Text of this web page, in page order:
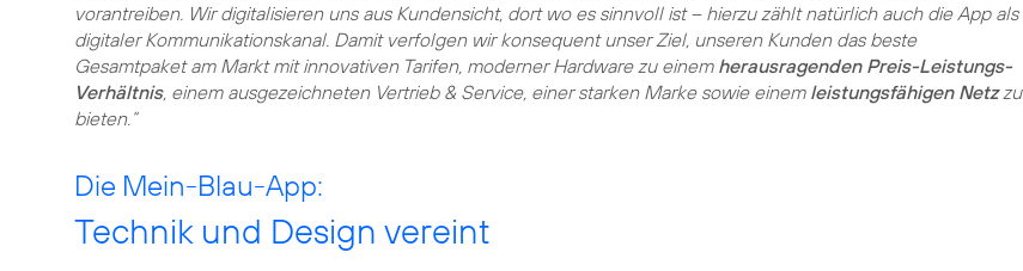
vorantreiben. Wir digitalisieren uns aus Kundensicht, dort wo es sinnvoll ist – hierzu zählt natürlich auch die App als
digitaler Kommunikationskanal. Damit verfolgen wir konsequent unser Ziel, unseren Kunden das beste
Gesamtpaket am Markt mit innovativen Tarifen, moderner Hardware zu einem herausragenden Preis-Leistungs-
Verhältnis, einem ausgezeichneten Vertrieb & Service, einer starken Marke sowie einem leistungsfähigen Netzzu
bieten.“
Die Mein-Blau-App:
Technik und Design vereint